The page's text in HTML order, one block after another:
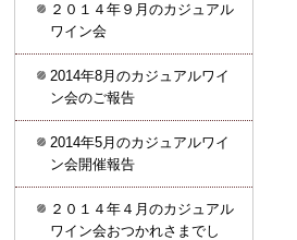
２０１４年９月のカジュアル
ワイン会
2014年8月のカジュアルワイ
ン会のご報告
2014年5月のカジュアルワイ
ン会開催報告
２０１４年４月のカジュアル
ワイン会おつかれさまでし